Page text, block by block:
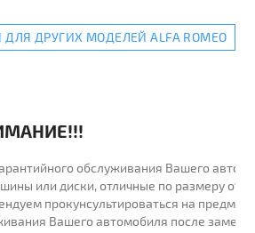
ДРУГИХ МОДЕЛЕЙ ALFA ROMEO
обслуживания Вашего
или диски, отличные по размеру от
прокунсультироваться на предмет
Вашего автомобиля после